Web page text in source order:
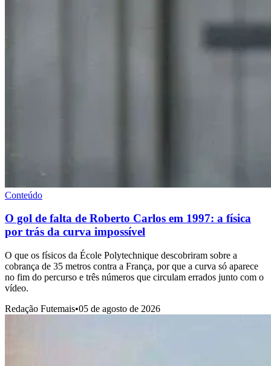
Conteúdo
O gol de falta de Roberto Carlos em 1997: a física
por trás da curva impossível
O que os físicos da École Polytechnique descobriram sobre a
cobrança de 35 metros contra a França, por que a curva só aparece
no fim do percurso e três números que circulam errados junto com o
vídeo.
Redação Futemais•05 de agosto de 2026